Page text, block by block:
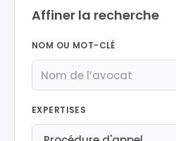
Affiner la recherche
NOM OU MOT-CLÉ
EXPERTISES